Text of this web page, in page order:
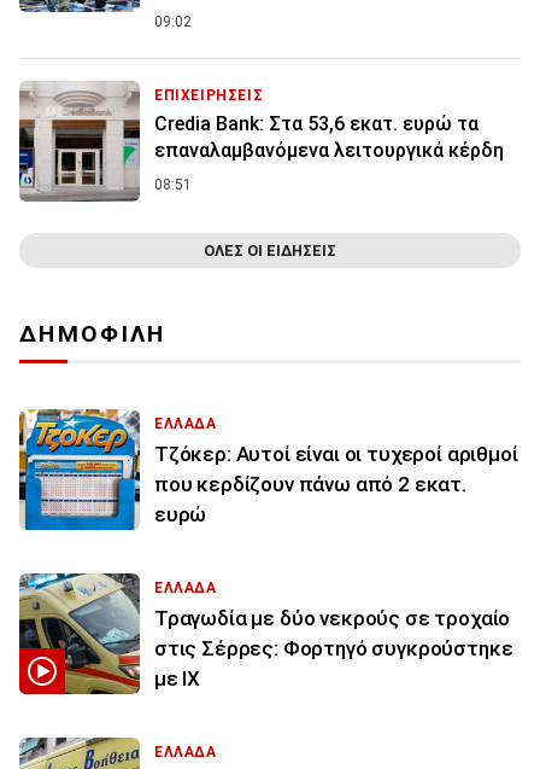
09:02
ΕΠΙΧΕΙΡΗΣΕΙΣ
Credia Bank: Στα 53,6 εκατ. ευρώ τα
επαναλαμβανόμενα λειτουργικά κέρδη
08:51
ΟΛΕΣ ΟΙ ΕΙΔΗΣΕΙΣ
ΔΗΜΟΦΙΛΗ
ΕΛΛΑΔΑ
Τζόκερ: Αυτοί είναι οι τυχεροί αριθμοί
που κερδίζουν πάνω από 2 εκατ.
ευρώ
ΕΛΛΑΔΑ
Τραγωδία με δύο νεκρούς σε τροχαίο
στις Σέρρες: Φορτηγό συγκρούστηκε
με ΙΧ
ΕΛΛΑΔΑ